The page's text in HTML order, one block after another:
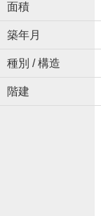
面積
築年月
種別 / 構造
階建